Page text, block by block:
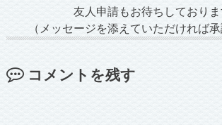
友人申請もお待ちしておりま
（メッセージを添えていただければ承
コメントを残す